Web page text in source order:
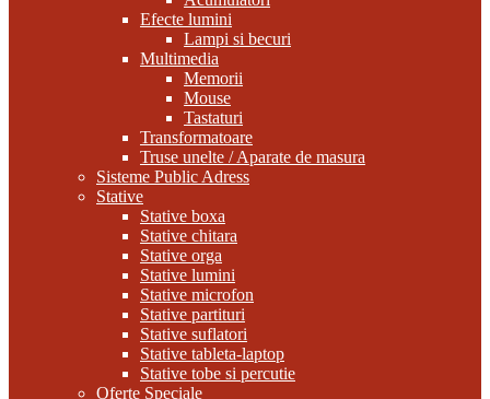
Efecte lumini
Lampi si becuri
Multimedia
Memorii
Mouse
Tastaturi
Transformatoare
Truse unelte / Aparate de masura
Sisteme Public Adress
Stative
Stative boxa
Stative chitara
Stative orga
Stative lumini
Stative microfon
Stative partituri
Stative suflatori
Stative tableta-laptop
Stative tobe si percutie
Oferte Speciale